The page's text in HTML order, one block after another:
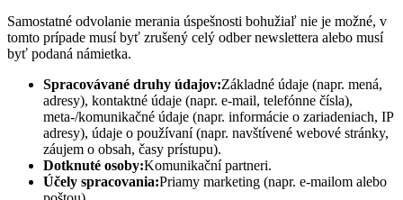
Samostatné odvolanie merania úspešnosti bohužiaľ nie je možné, v
tomto prípade musí byť zrušený celý odber newslettera alebo musí
byť podaná námietka.
Spracovávané druhy údajov:Základné údaje (napr. mená,
adresy), kontaktné údaje (napr. e-mail, telefónne čísla),
meta-/komunikačné údaje (napr. informácie o zariadeniach, IP
adresy), údaje o používaní (napr. navštívené webové stránky,
záujem o obsah, časy prístupu).
Dotknuté osoby:Komunikační partneri.
Účely spracovania:Priamy marketing (napr. e-mailom alebo